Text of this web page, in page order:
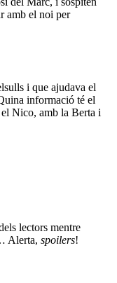
amb el noi per
i que ajudava el
informació té el
Nico, amb la Berta i
lectors mentre
Alerta, spoilers!